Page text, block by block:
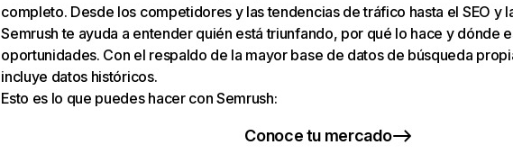
completo. Desde los competidores y las tendencias de tráfico hasta el SEO y
Semrush te ayuda a entender quién está triunfando, por qué lo hace y dónde
oportunidades. Con el respaldo de la mayor base de datos de búsqueda
incluye datos históricos.
Esto es lo que puedes hacer con Semrush:
Conoce tu mercado